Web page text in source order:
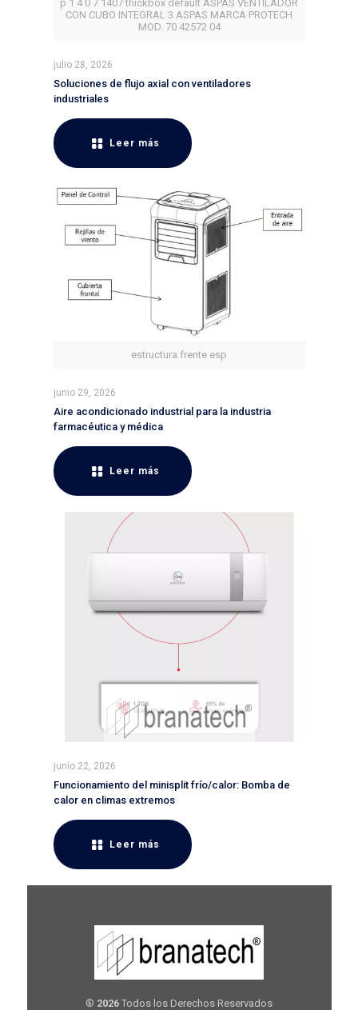
p 1 4 0 7 1407 thickbox default ASPAS VENTILADOR
CON CUBO INTEGRAL 3 ASPAS MARCA PROTECH
MOD. 70 42572 04
julio 28, 2026
Soluciones de flujo axial con ventiladores
industriales
Leer más
estructura frente esp
junio 29, 2026
Aire acondicionado industrial para la industria
farmacéutica y médica
Leer más
junio 22, 2026
Funcionamiento del minisplit frío/calor: Bomba de
calor en climas extremos
Leer más
® 2026 Todos los Derechos Reservados